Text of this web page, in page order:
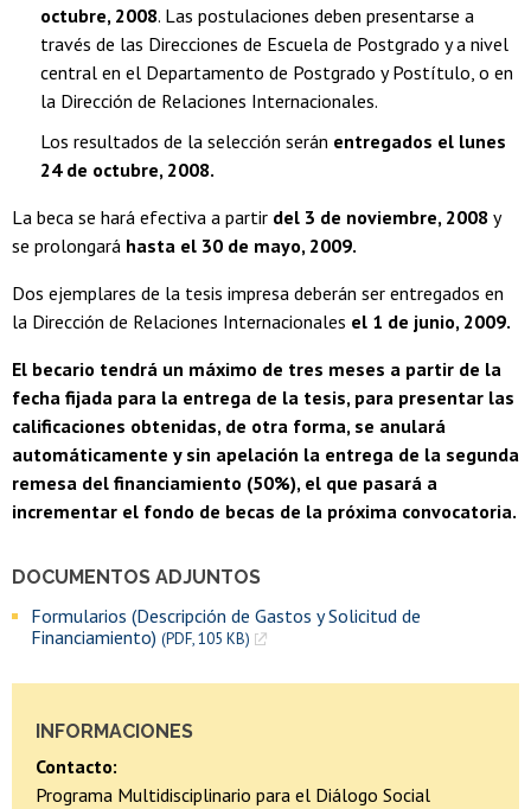
DOCUMENTOS ADJUNTOS
Formularios (Descripción de Gastos y Solicitud de
Financiamiento) (PDF, 105 KB)
INFORMACIONES
Contacto:
Programa Multidisciplinario para el Diálogo Social
octubre, 2008. Las postulaciones deben presentarse a
través de las Direcciones de Escuela de Postgrado y a nivel
central en el Departamento de Postgrado y Postítulo, o en
la Dirección de Relaciones Internacionales.
Los resultados de la selección serán entregados el lunes
24 de octubre, 2008.
La beca se hará efectiva a partir del 3 de noviembre, 2008 y
se prolongará hasta el 30 de mayo, 2009.
Dos ejemplares de la tesis impresa deberán ser entregados en
la Dirección de Relaciones Internacionales el 1 de junio, 2009.
El becario tendrá un máximo de tres meses a partir de la
fecha fijada para la entrega de la tesis, para presentar las
calificaciones obtenidas, de otra forma, se anulará
automáticamente y sin apelación la entrega de la segunda
remesa del financiamiento (50%), el que pasará a
incrementar el fondo de becas de la próxima convocatoria.